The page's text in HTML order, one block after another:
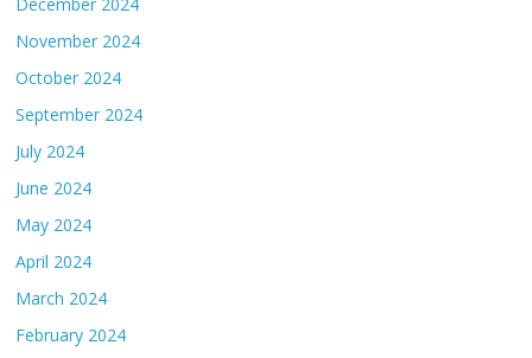
November 2024
October 2024
September 2024
July 2024
June 2024
May 2024
April 2024
March 2024
February 2024